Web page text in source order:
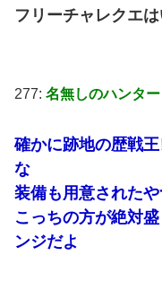
フリーチャレクエ
277: 名無しのハンター
確かに跡地の歴戦
な
装備も用意された
こっちの方が絶対
ンジだよ